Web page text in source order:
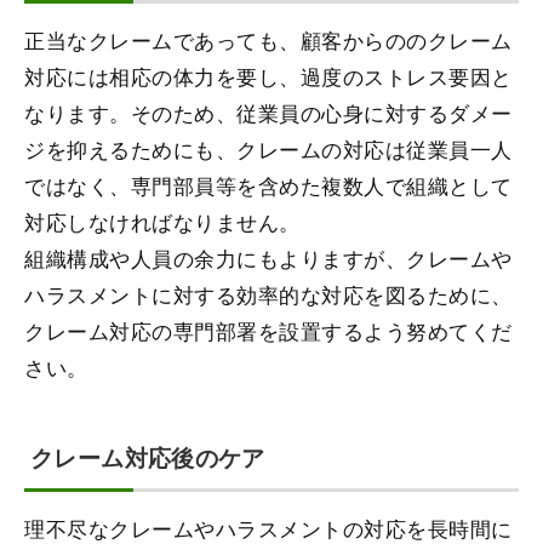
正当なクレームであっても、顧客からののクレーム
対応には相応の体力を要し、過度のストレス要因と
なります。そのため、従業員の心身に対するダメー
ジを抑えるためにも、クレームの対応は従業員一人
ではなく、専門部員等を含めた複数人で組織として
対応しなければなりません。
組織構成や人員の余力にもよりますが、クレームや
ハラスメントに対する効率的な対応を図るために、
クレーム対応の専門部署を設置するよう努めてくだ
さい。
クレーム対応後のケア
理不尽なクレームやハラスメントの対応を長時間に